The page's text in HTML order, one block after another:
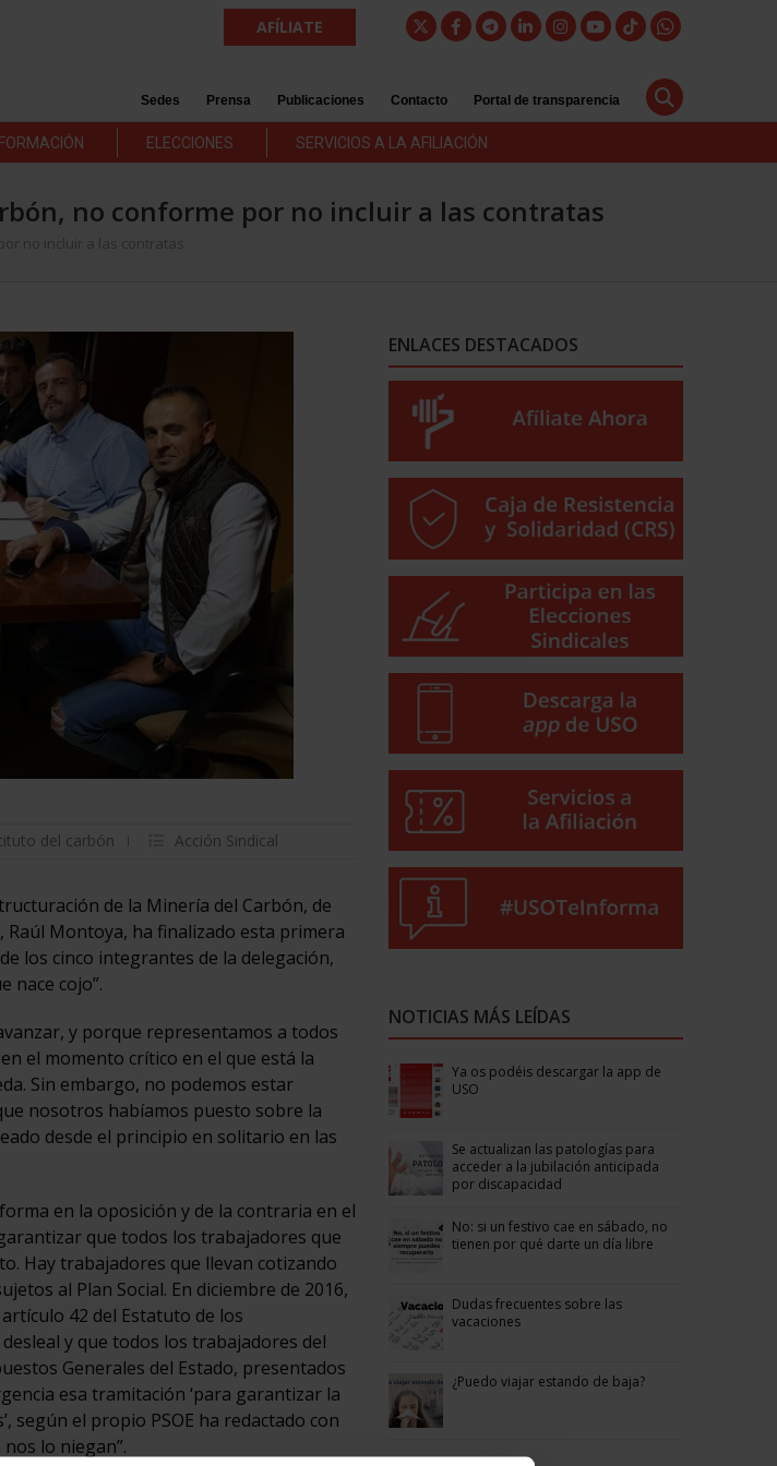
AFÍLIATE
Sedes Prensa Publicaciones Contacto Portal de transparencia
ELECCIONES SERVICIOS A LA AFILIACIÓN
no conforme por no incluir a las contratas
no incluir a las contratas
del carbón Acción Sindical
de la Minería del Carbón, de
Raúl Montoya, ha finalizado esta primera
los cinco integrantes de la delegación,
nace cojo”.
y porque representamos a todos
el momento crítico en el que está la
Sin embargo, no podemos estar
nosotros habíamos puesto sobre la
desde el principio en solitario en las
en la oposición y de la contraria en el
que todos los trabajadores que
Hay trabajadores que llevan cotizando
al Plan Social. En diciembre de 2016,
42 del Estatuto de los
y que todos los trabajadores del
Generales del Estado, presentados
esa tramitación ‘para garantizar la
según el propio PSOE ha redactado con
lo niegan”.
ENLACES DESTACADOS
NOTICIAS MÁS LEÍDAS
Ya os podéis descargar la app de
USO
Se actualizan las patologías para
acceder a la jubilación anticipada
por discapacidad
No: si un festivo cae en sábado, no
tienen por qué darte un día libre
Dudas frecuentes sobre las
vacaciones
¿Puedo viajar estando de baja?